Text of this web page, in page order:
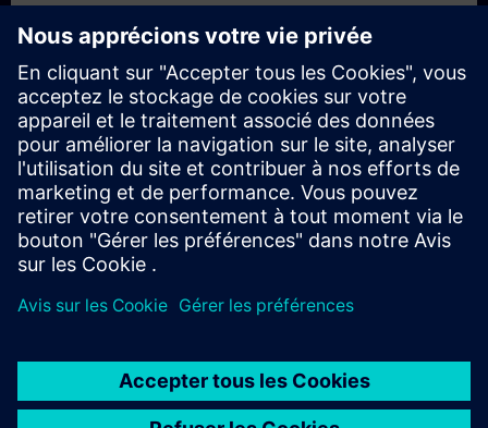
Demande de formation exclusive
Veuillez remplir le formulaire ci-dessous si vous souhaitez
obtenir un devis pour une formation exclusive, que ce soit sur
site, en ligne ou dans notre centre de formation SITRAIN. Ce
type de demande convient aux groupes plus importants (6
personnes ou plus). Après avoir fourni vos coordonnées et vos
besoins en matière de formation, vous recevrez un devis de
notre part.
Demander un devis exclusif